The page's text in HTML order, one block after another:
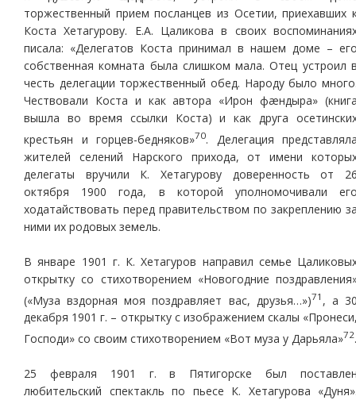
торжественный прием посланцев из Осетии, приехавших
Коста Хетагурову. Е.А. Цаликова в своих
писала: «Делегатов Коста принимал в нашем доме –
собственная комната была слишком мала. Отец устроил
честь делегации торжественный обед. Народу было
Чествовали Коста и как автора «Ирон фæндыра»
вышла во время ссылки Коста) и как друга
крестьян и горцев-бедняков»70. Делегация
жителей селений Нарского прихода, от имени
делегаты вручили К. Хетагурову доверенность от
октября 1900 года, в которой уполномочивали
ходатайствовать перед правительством по закреплению
ними их родовых земель.
В январе 1901 г. К. Хетагуров направил семье
открытку со стихотворением «Новогодние
(«Муза вздорная моя поздравляет вас, друзья…»)71 , а
декабря 1901 г. – открытку с изображением скалы
Господи» со своим стихотворением «Вот муза у Дарьяла»72.
25 февраля 1901 г. в Пятигорске был
любительский спектакль по пьесе К. Хетагурова